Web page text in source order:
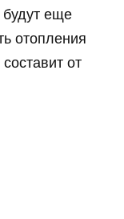
еще
отопления
от